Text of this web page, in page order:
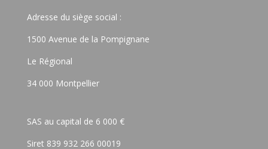
Adresse du siège social :
1500 Avenue de la Pompignane
Le Régional
34 000 Montpellier
SAS au capital de 6 000 €
Siret 839 932 266 00019